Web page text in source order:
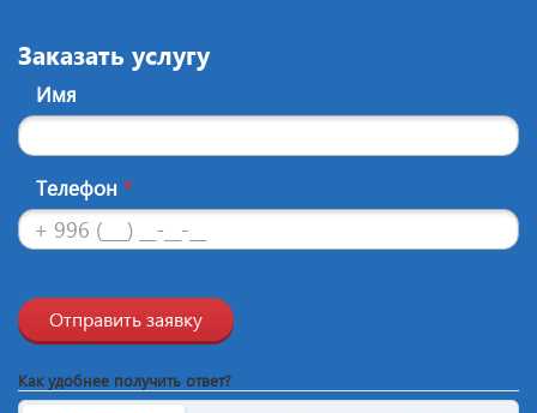
Заказать услугу
Имя
Телефон *
Отправить заявку
Как удобнее получить ответ?